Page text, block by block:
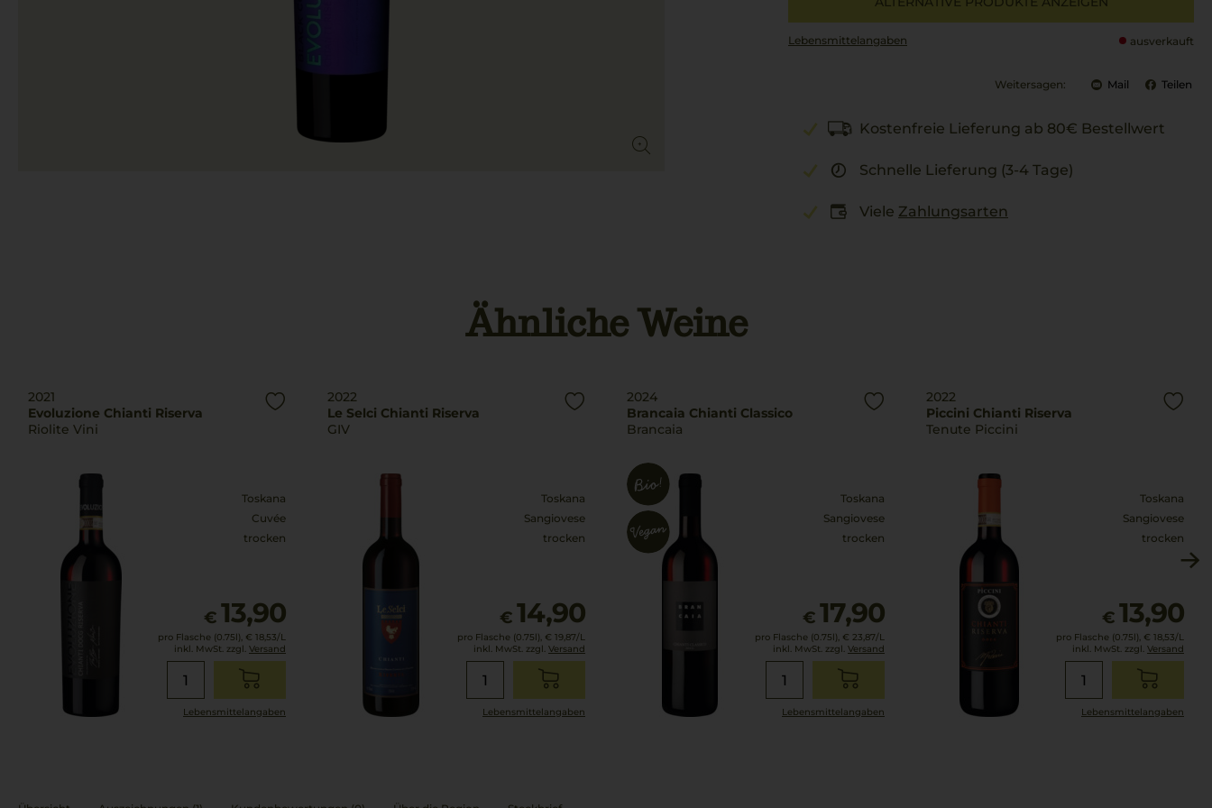
Lebensmittel­angaben ausverkauft
Weitersagen: Mail Teilen
Kostenfreie Lieferung ab 80€ Bestellwert
Schnelle Lieferung (3-4 Tage)
Viele Zahlungsarten
Ähnliche Weine
2021
Evoluzione Chianti Riserva
Riolite Vini
Toskana
Cuvée
trocken
€ 13,90
pro Flasche (0.75l), € 18,53/L
inkl. MwSt. zzgl. Versand
Lebensmittel­angaben
2022
Le Selci Chianti Riserva
GIV
Toskana
Sangiovese
trocken
€ 14,90
pro Flasche (0.75l), € 19,87/L
inkl. MwSt. zzgl. Versand
Lebensmittel­angaben
2024
Brancaia Chianti Classico
Brancaia
Toskana
Sangiovese
trocken
€ 17,90
pro Flasche (0.75l), € 23,87/L
inkl. MwSt. zzgl. Versand
Lebensmittel­angaben
2022
Piccini Chianti Riserva
Tenute Piccini
Toskana
Sangiovese
trocken
€ 13,90
pro Flasche (0.75l), € 18,53/L
inkl. MwSt. zzgl. Versand
Lebensmittel­angaben